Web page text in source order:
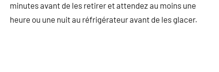
minutes avant de les retirer et attendez au moins une
heure ou une nuit au réfrigérateur avant de les glacer.